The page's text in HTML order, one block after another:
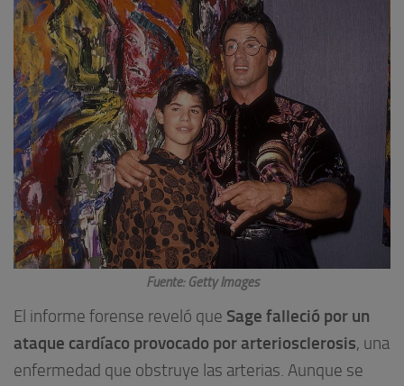
Fuente: Getty Images
El informe forense reveló que Sage falleció por un
ataque cardíaco provocado por arteriosclerosis, una
enfermedad que obstruye las arterias. Aunque se